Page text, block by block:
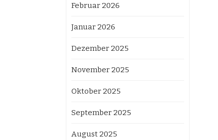
Februar 2026
Januar 2026
Dezember 2025
November 2025
Oktober 2025
September 2025
August 2025